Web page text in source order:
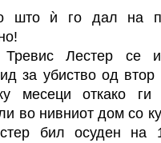
што ѝ го дал на
Тревис Лестер се
за убиство од втор
месеци откако ги
во нивниот дом со
бил осуден на